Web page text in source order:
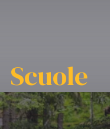
Scuole